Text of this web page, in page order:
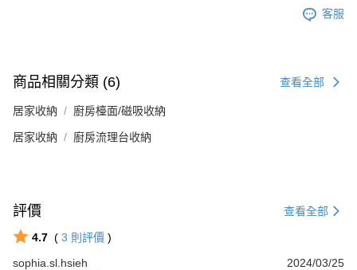
客服
商品相關分類 (6) 查看全部
居家收納 廚房檯面/磁吸收納
居家收納 廚房流理台收納
評價 查看全部
4.7 ( 3 則評價 )
sophia.sl.hsieh
2024/03/25